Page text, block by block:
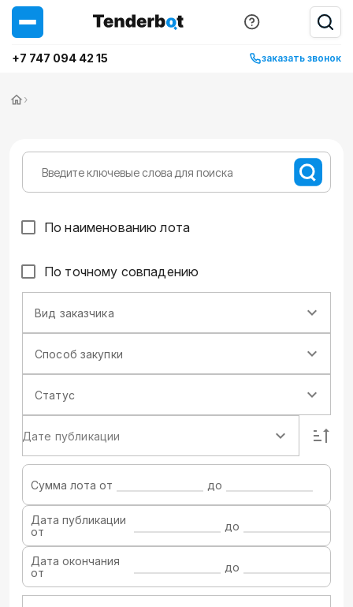
+7 747 094 42 15 заказать звонок
›
По наименованию лота
По точному совпадению
Вид заказчика
Способ закупки
Статус
Дате публикации
Сумма лота от до
Дата публикации
от
до
Дата окончания
от
до